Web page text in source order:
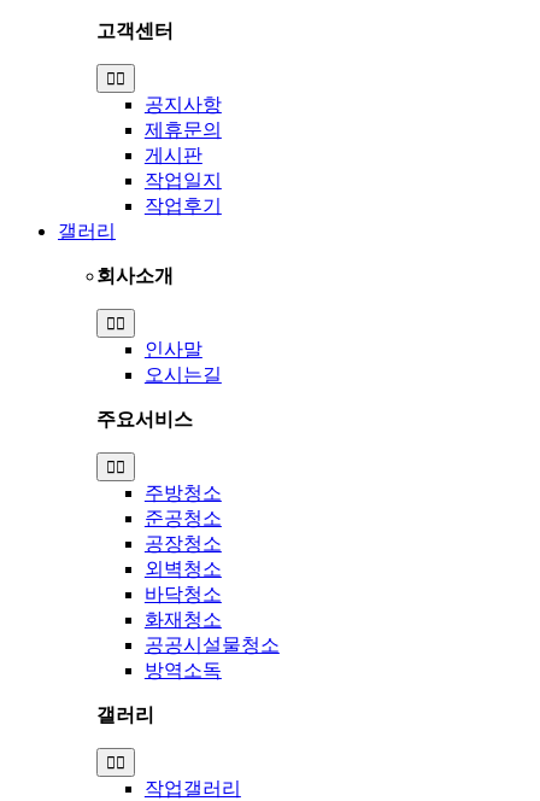
고객센터
Toggle
Navigation
공지사항
제휴문의
게시판
작업일지
작업후기
갤러리
회사소개
Toggle
Navigation
인사말
오시는길
주요서비스
Toggle
Navigation
주방청소
준공청소
공장청소
외벽청소
바닥청소
화재청소
공공시설물청소
방역소독
갤러리
Toggle
Navigation
작업갤러리